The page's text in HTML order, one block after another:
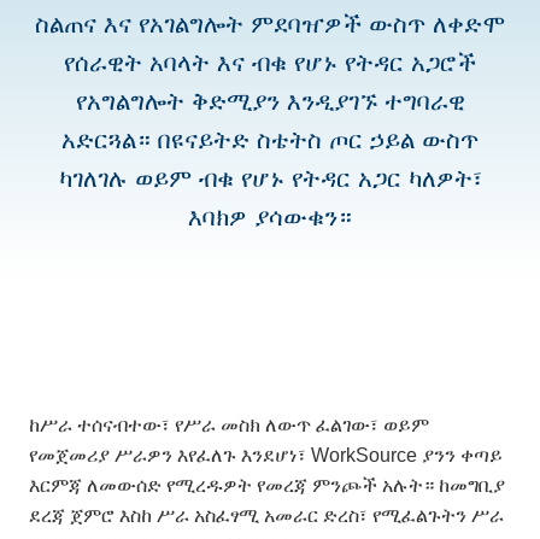
ስልጠና እና የአገልግሎት ምደባዠዎች ውስጥ ለቀድሞ
የሰራዊት አባላት እና ብቁ የሆኑ የትዳር አጋሮች
የአግልግሎት ቅድሚያን እንዲያገኙ ተግባራዊ
አድርጓል። በዩናይትድ ስቴትስ ጦር ኃይል ውስጥ
ካገለገሉ ወይም ብቁ የሆኑ የትዳር አጋር ካለዎት፣
እባክዎ ያሳውቁን።
ከሥራ ተሰናብተው፣ የሥራ መስክ ለውጥ ፈልገው፣ ወይም
የመጀመሪያ ሥራዎን እየፈለጉ እንደሆነ፣ WorkSource ያንን ቀጣይ
እርምጃ ለመውሰድ የሚረዱዎት የመረጃ ምንጮች አሉት። ከመግቢያ
ደረጃ ጀምሮ እስከ ሥራ አስፈፃሚ አመራር ድረስ፣ የሚፈልጉትን ሥራ